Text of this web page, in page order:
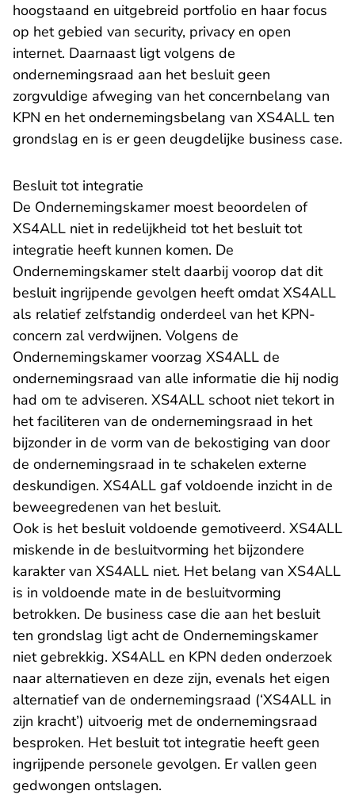
hoogstaand en uitgebreid portfolio en haar focus
op het gebied van security, privacy en open
internet. Daarnaast ligt volgens de
ondernemingsraad aan het besluit geen
zorgvuldige afweging van het concernbelang van
KPN en het ondernemingsbelang van XS4ALL ten
grondslag en is er geen deugdelijke business case.
Besluit tot integratie
De Ondernemingskamer moest beoordelen of
XS4ALL niet in redelijkheid tot het besluit tot
integratie heeft kunnen komen. De
Ondernemingskamer stelt daarbij voorop dat dit
besluit ingrijpende gevolgen heeft omdat XS4ALL
als relatief zelfstandig onderdeel van het KPN-
concern zal verdwijnen. Volgens de
Ondernemingskamer voorzag XS4ALL de
ondernemingsraad van alle informatie die hij nodig
had om te adviseren. XS4ALL schoot niet tekort in
het faciliteren van de ondernemingsraad in het
bijzonder in de vorm van de bekostiging van door
de ondernemingsraad in te schakelen externe
deskundigen. XS4ALL gaf voldoende inzicht in de
beweegredenen van het besluit.
Ook is het besluit voldoende gemotiveerd. XS4ALL
miskende in de besluitvorming het bijzondere
karakter van XS4ALL niet. Het belang van XS4ALL
is in voldoende mate in de besluitvorming
betrokken. De business case die aan het besluit
ten grondslag ligt acht de Ondernemingskamer
niet gebrekkig. XS4ALL en KPN deden onderzoek
naar alternatieven en deze zijn, evenals het eigen
alternatief van de ondernemingsraad (‘XS4ALL in
zijn kracht’) uitvoerig met de ondernemingsraad
besproken. Het besluit tot integratie heeft geen
ingrijpende personele gevolgen. Er vallen geen
gedwongen ontslagen.